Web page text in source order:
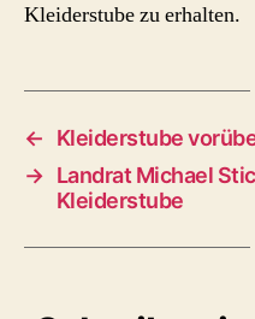
Kleiderstube zu erhalten.
←
Kleiderstube
→ Landrat Michael
Kleiderstube